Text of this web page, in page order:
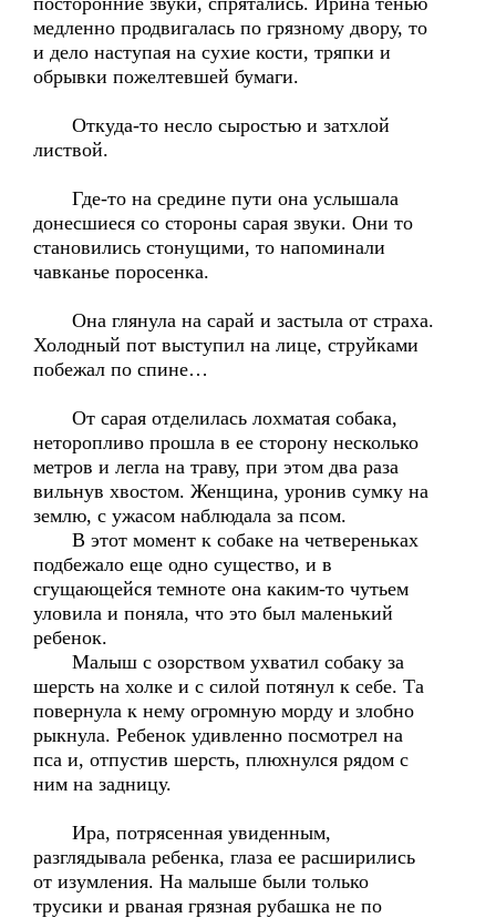
медленно продвигалась по грязному двору, то
и дело наступая на сухие кости, тряпки и
обрывки пожелтевшей бумаги.
Откуда-то несло сыростью и затхлой
листвой.
Где-то на средине пути она услышала
донесшиеся со стороны сарая звуки. Они то
становились стонущими, то напоминали
чавканье поросенка.
Она глянула на сарай и застыла от страха.
Холодный пот выступил на лице, струйками
побежал по спине…
От сарая отделилась лохматая собака,
неторопливо прошла в ее сторону несколько
метров и легла на траву, при этом два раза
вильнув хвостом. Женщина, уронив сумку на
землю, с ужасом наблюдала за псом.
В этот момент к собаке на четвереньках
подбежало еще одно существо, и в
сгущающейся темноте она каким-то чутьем
уловила и поняла, что это был маленький
ребенок.
Малыш с озорством ухватил собаку за
шерсть на холке и с силой потянул к себе. Та
повернула к нему огромную морду и злобно
рыкнула. Ребенок удивленно посмотрел на
пса и, отпустив шерсть, плюхнулся рядом с
ним на задницу.
Ира, потрясенная увиденным,
разглядывала ребенка, глаза ее расширились
от изумления. На малыше были только
трусики и рваная грязная рубашка не по